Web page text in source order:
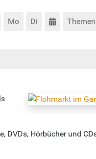
Mo Di Themen
DVDs, Hörbücher und